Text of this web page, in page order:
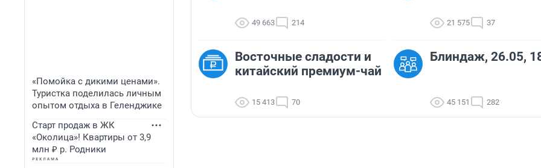
«Помойка с дикими ценами».
Туристка поделилась личным
опытом отдыха в Геленджике
Старт продаж в ЖК
«Околица»! Квартиры от 3,9
млн ₽ р. Родники
49 663 214 21 575 37
Восточные сладости и
китайский премиум-чай
15 413 70
Блиндаж, 26.05,
45 151 282